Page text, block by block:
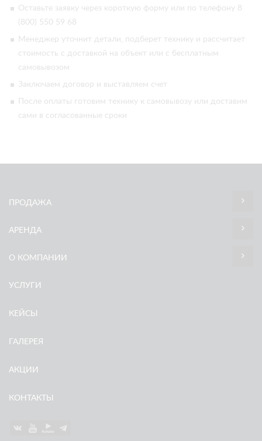
Оставьте заявку через короткую форму или по телефону 8
(800) 550 59 68
Менеджер уточнит детали, подберет технику и рассчитает
стоимость с доставкой на объект или с бесплатным
самовывозом
Заключаем договор и выставляем счет
После оплаты готовим технику к самовывозу или доставим
сами в согласованные сроки
ПРОДАЖА
АРЕНДА
О КОМПАНИИ
УСЛУГИ
КЕЙСЫ
ГАЛЕРЕЯ
АКЦИИ
КОНТАКТЫ